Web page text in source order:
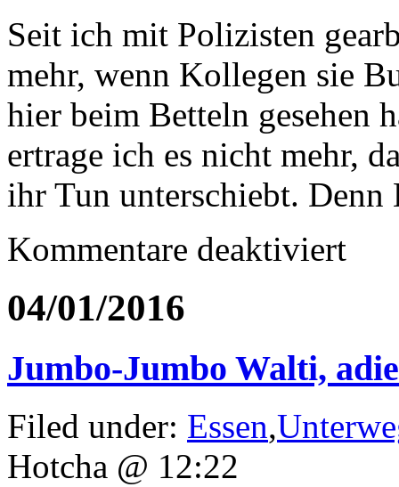
Seit ich mit Polizisten
mehr, wenn Kollegen sie
hier beim Betteln gesehen
ertrage ich es nicht mehr,
ihr Tun unterschiebt.
Kommentare deaktiviert
04/01/2016
Jumbo-Jumbo Walti,
Filed under: Essen,
Hotcha @ 12:22